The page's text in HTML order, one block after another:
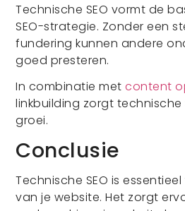
Technische SEO vormt de
SEO-strategie. Zonder een
fundering kunnen andere
goed presteren.
In combinatie metcontent
linkbuilding zorgt technische
groei.
Conclusie
Technische SEO is
van je website. Het zorgt